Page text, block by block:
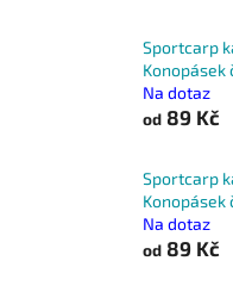
Sportcarp
Konopásek
Na dotaz
od 89 Kč
Sportcarp
Konopásek
Na dotaz
od 89 Kč